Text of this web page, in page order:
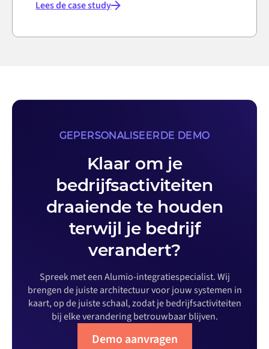
Lees de case study
GEPERSONALISEERDE DEMO
Klaar om je
bedrijfsactiviteiten
draaiende te houden
terwijl je bedrijf
verandert?
Spreek met een Alumio-integratiespecialist. Wij
brengen de juiste architectuur voor jouw systemen in
kaart, op de juiste schaal, zodat je bedrijfsactiviteiten
bij elke verandering betrouwbaar blijven.
Demo aanvragen